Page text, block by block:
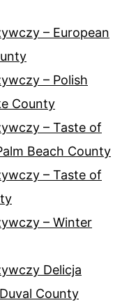
– European
– Polish
County
– Taste of
Beach County
– Taste of
– Winter
Delicja
County